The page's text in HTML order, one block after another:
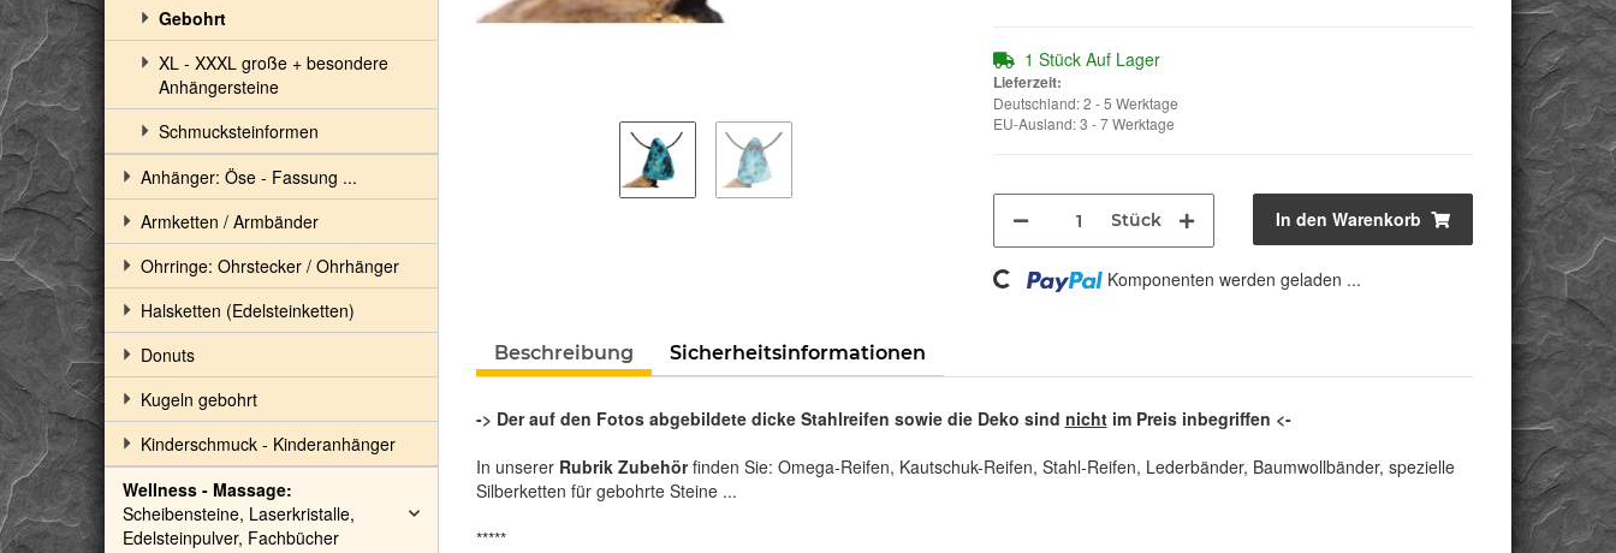
1 Stück Auf Lager
Lieferzeit:
Deutschland: 2 - 5 Werktage
EU-Ausland: 3 - 7 Werktage
Stück In den Warenkorb
Loading... Komponenten werden geladen ...
Beschreibung Sicherheitsinformationen
-> Der auf den Fotos abgebildete dicke Stahlreifen sowie die Deko sind nichtim Preis inbegriffen <-
In unserer Rubrik Zubehörfinden Sie: Omega-Reifen, Kautschuk-Reifen, Stahl-Reifen, Lederbänder, Baumwollbänder, spezielle
Silberketten für gebohrte Steine ...
*****
Gebohrt
XL - XXXL große + besondere
Anhängersteine
Schmucksteinformen
Anhänger: Öse - Fassung ...
Armketten / Armbänder
Ohrringe: Ohrstecker / Ohrhänger
Halsketten (Edelsteinketten)
Donuts
Kugeln gebohrt
Kinderschmuck - Kinderanhänger
Wellness - Massage:
Scheibensteine, Laserkristalle,
Edelsteinpulver, Fachbücher